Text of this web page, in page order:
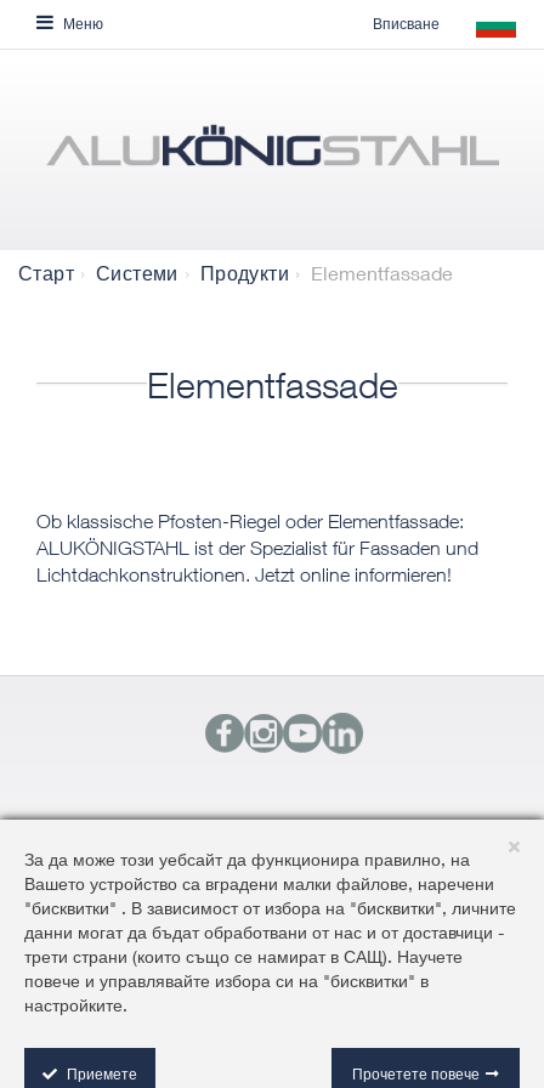
Меню Вписване
Старт Системи Продукти Elementfassade
Elementfassade
​​​​​Ob klassische Pfosten-Riegel oder Elementfassade:
ALUKÖNIGSTAHL ist der Spezialist für Fassaden und
Lichtdachkonstruktionen. Jetzt online informieren!
КАРТА НА САЙТА
ОБЩИ УСЛОВИЯ ЗА ДОСТАВКА И ПРОДАЖБА
ОБЩИ УСЛОВИЯ НА САЙТА И ЗАЩИТА НА ЛИЧНИТЕ ДАННИ
©2026 AluKönigStahl
o
o
За да може този уебсайт да функционира правилно, на
Вашето устройство са вградени малки файлове, наречени
"бисквитки" . В зависимост от избора на "бисквитки", личните
данни могат да бъдат обработвани от нас и от доставчици -
трети страни (които също се намират в САЩ). Научете
повече и управлявайте избора си на "бисквитки" в
настройките.
Приемете Прочетете повече